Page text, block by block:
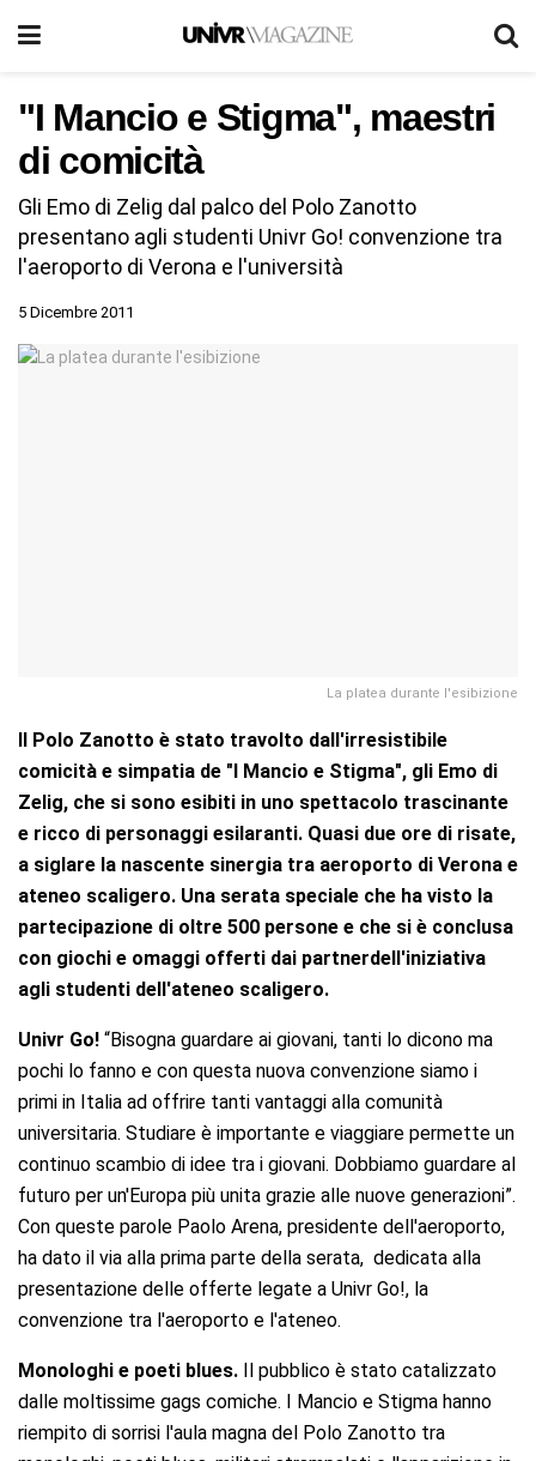
"I Mancio e Stigma", maestri
di comicità
Gli Emo di Zelig dal palco del Polo Zanotto
presentano agli studenti Univr Go! convenzione tra
l'aeroporto di Verona e l'università
5 Dicembre 2011
La platea durante l'esibizione
Il Polo Zanotto è stato travolto dall'irresistibile
comicità e simpatia de "I Mancio e Stigma", gli Emo di
Zelig, che si sono esibiti in uno spettacolo trascinante
e ricco di personaggi esilaranti. Quasi due ore di risate,
a siglare la nascente sinergia tra aeroporto di Verona e
ateneo scaligero. Una serata speciale che ha visto la
partecipazione di oltre 500 persone e che si è conclusa
con giochi e omaggi offerti dai partnerdell'iniziativa
agli studenti dell'ateneo scaligero.
Univr Go! “Bisogna guardare ai giovani, tanti lo dicono ma
pochi lo fanno e con questa nuova convenzione siamo i
primi in Italia ad offrire tanti vantaggi alla comunità
universitaria. Studiare è importante e viaggiare permette un
continuo scambio di idee tra i giovani. Dobbiamo guardare al
futuro per un'Europa più unita grazie alle nuove generazioni”.
Con queste parole Paolo Arena, presidente dell'aeroporto,
ha dato il via alla prima parte della serata, dedicata alla
presentazione delle offerte legate a Univr Go!, la
convenzione tra l'aeroporto e l'ateneo.
Monologhi e poeti blues. Il pubblico è stato catalizzato
dalle moltissime gags comiche. I Mancio e Stigma hanno
riempito di sorrisi l'aula magna del Polo Zanotto tra